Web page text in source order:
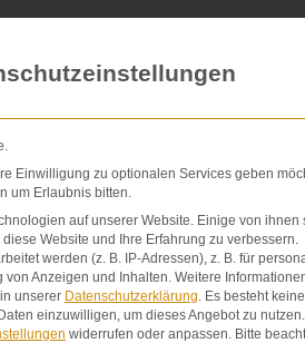
Einwilligung zu optionalen Services geben
um Erlaubnis bitten.
auf unserer Website. Einige von ihnen
Website und Ihre Erfahrung zu verbessern.
werden (z. B. IP-Adressen), z. B. für
Anzeigen und Inhalten. Weitere
unserer Datenschutzerklärung. Es besteht keine
einzuwilligen, um dieses Angebot zu nutzen.
widerrufen oder anpassen. Bitte